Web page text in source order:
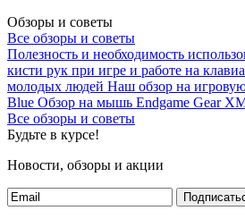
Обзоры и советы
Все обзоры и советы
Полезность и необходимость
кисти рук при игре и работе на
молодых людей Наш обзор на
Blue Обзор на мышь Endgame Gear
Все обзоры и советы
Будьте в курсе!
Новости, обзоры и акции